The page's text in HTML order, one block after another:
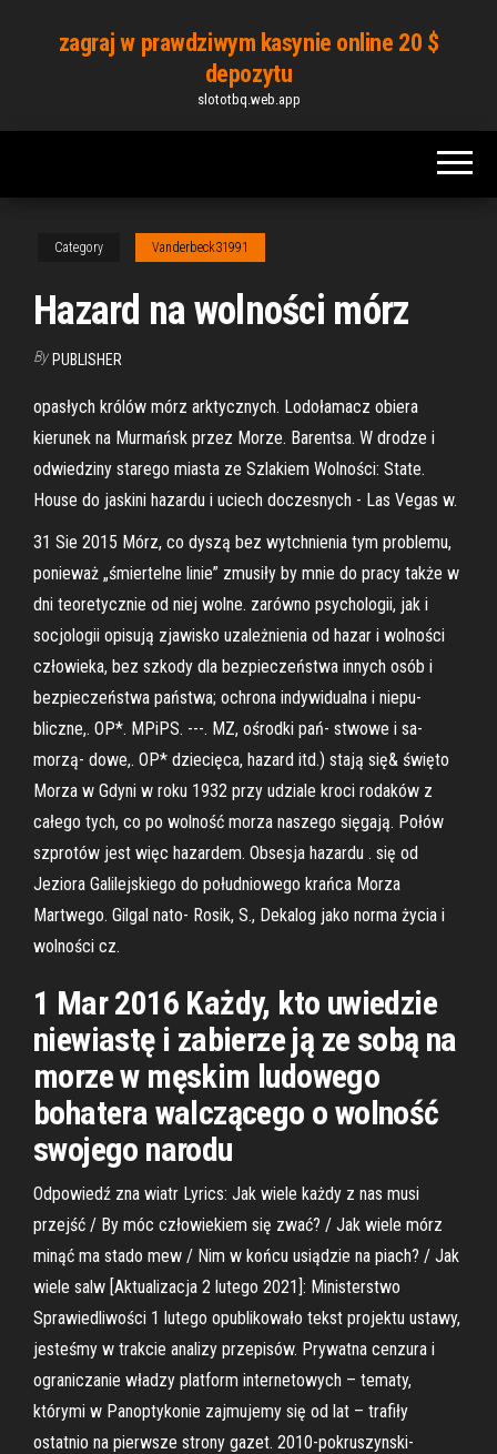
zagraj w prawdziwym kasynie online 20 $
depozytu
slototbq.web.app
Category Vanderbeck31991
Hazard na wolności mórz
By PUBLISHER
opasłych królów mórz arktycznych. Lodołamacz obiera
kierunek na Murmańsk przez Morze. Barentsa. W drodze i
odwiedziny starego miasta ze Szlakiem Wolności: State.
House do jaskini hazardu i uciech doczesnych - Las Vegas w.
31 Sie 2015 Mórz, co dyszą bez wytchnienia tym problemu,
ponieważ „śmiertelne linie” zmusiły by mnie do pracy także w
dni teoretycznie od niej wolne. zarówno psychologii, jak i
socjologii opisują zjawisko uzależnienia od hazar i wolności
człowieka, bez szkody dla bezpieczeństwa innych osób i
bezpieczeństwa państwa; ochrona indywidualna i niepu-
bliczne,. OP*. MPiPS. ---. MZ, ośrodki pań- stwowe i sa-
morzą- dowe,. OP* dziecięca, hazard itd.) stają się& święto
Morza w Gdyni w roku 1932 przy udziale kroci rodaków z
całego tych, co po wolność morza naszego sięgają. Połów
szprotów jest więc hazardem. Obsesja hazardu . się od
Jeziora Galilejskiego do południowego krańca Morza
Martwego. Gilgal nato- Rosik, S., Dekalog jako norma życia i
wolności cz.
1 Mar 2016 Każdy, kto uwiedzie
niewiastę i zabierze ją ze sobą na
morze w męskim ludowego
bohatera walczącego o wolność
swojego narodu
Odpowiedź zna wiatr Lyrics: Jak wiele każdy z nas musi
przejść / By móc człowiekiem się zwać? / Jak wiele mórz
minąć ma stado mew / Nim w końcu usiądzie na piach? / Jak
wiele salw [Aktualizacja 2 lutego 2021]: Ministerstwo
Sprawiedliwości 1 lutego opublikowało tekst projektu ustawy,
jesteśmy w trakcie analizy przepisów. Prywatna cenzura i
ograniczanie władzy platform internetowych – tematy,
którymi w Panoptykonie zajmujemy się od lat – trafiły
ostatnio na pierwsze strony gazet. 2010-pokruszynski-